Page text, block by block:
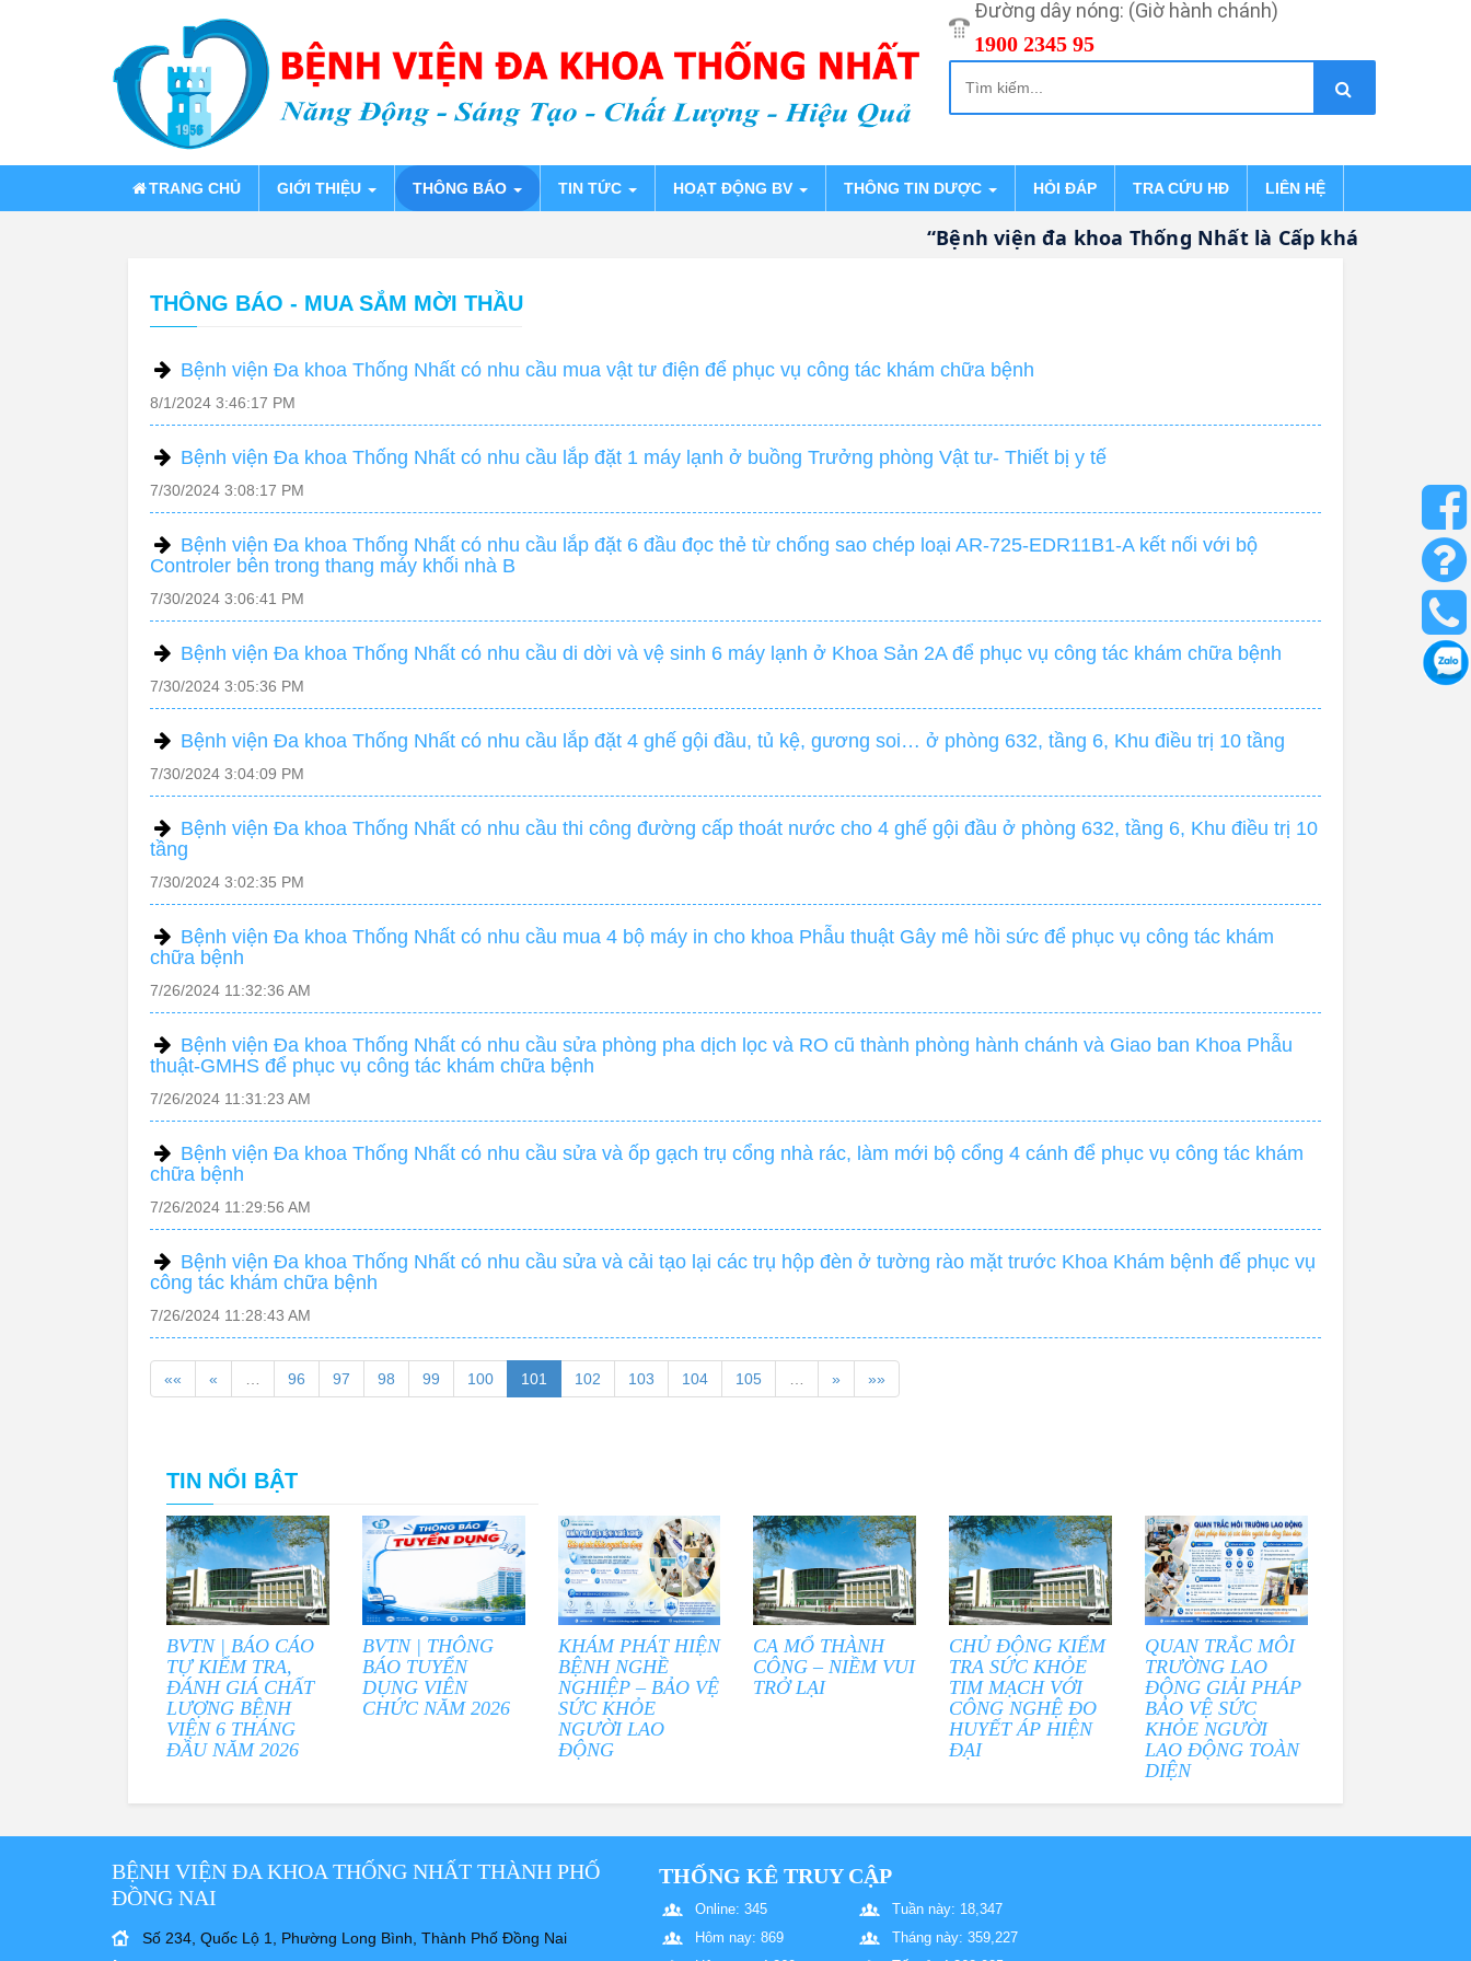
Đường dây nóng: (Giờ hành chánh)
1900 2345 95
TRANG CHỦ GIỚI THIỆU THÔNG BÁO TIN TỨC HOẠT ĐỘNG BV THÔNG TIN DƯỢC HỎI ĐÁP TRA CỨU HĐ LIÊN HỆ
“Bệnh viện đa khoa Thống Nhất là Cấp khám bệnh, chữa
THÔNG BÁO - MUA SẮM MỜI THẦU
Bệnh viện Đa khoa Thống Nhất có nhu cầu mua vật tư điện để phục vụ công tác khám chữa bệnh
8/1/2024 3:46:17 PM
Bệnh viện Đa khoa Thống Nhất có nhu cầu lắp đặt 1 máy lạnh ở buồng Trưởng phòng Vật tư- Thiết bị y tế
7/30/2024 3:08:17 PM
Bệnh viện Đa khoa Thống Nhất có nhu cầu lắp đặt 6 đầu đọc thẻ từ chống sao chép loại AR-725-EDR11B1-A kết nối với bộ
Controler bên trong thang máy khối nhà B
7/30/2024 3:06:41 PM
Bệnh viện Đa khoa Thống Nhất có nhu cầu di dời và vệ sinh 6 máy lạnh ở Khoa Sản 2A để phục vụ công tác khám chữa bệnh
7/30/2024 3:05:36 PM
Bệnh viện Đa khoa Thống Nhất có nhu cầu lắp đặt 4 ghế gội đầu, tủ kệ, gương soi… ở phòng 632, tầng 6, Khu điều trị 10 tầng
7/30/2024 3:04:09 PM
Bệnh viện Đa khoa Thống Nhất có nhu cầu thi công đường cấp thoát nước cho 4 ghế gội đầu ở phòng 632, tầng 6, Khu điều trị 10
tầng
7/30/2024 3:02:35 PM
Bệnh viện Đa khoa Thống Nhất có nhu cầu mua 4 bộ máy in cho khoa Phẫu thuật Gây mê hồi sức để phục vụ công tác khám
chữa bệnh
7/26/2024 11:32:36 AM
Bệnh viện Đa khoa Thống Nhất có nhu cầu sửa phòng pha dịch lọc và RO cũ thành phòng hành chánh và Giao ban Khoa Phẫu
thuật-GMHS để phục vụ công tác khám chữa bệnh
7/26/2024 11:31:23 AM
Bệnh viện Đa khoa Thống Nhất có nhu cầu sửa và ốp gạch trụ cổng nhà rác, làm mới bộ cổng 4 cánh để phục vụ công tác khám
chữa bệnh
7/26/2024 11:29:56 AM
Bệnh viện Đa khoa Thống Nhất có nhu cầu sửa và cải tạo lại các trụ hộp đèn ở tường rào mặt trước Khoa Khám bệnh để phục vụ
công tác khám chữa bệnh
7/26/2024 11:28:43 AM
«« « … 96 97 98 99 100 101 102 103 104 105 … » »»
TIN NỔI BẬT
BVTN | BÁO CÁO
TỰ KIỂM TRA,
ĐÁNH GIÁ CHẤT
LƯỢNG BỆNH
VIỆN 6 THÁNG
ĐẦU NĂM 2026
BVTN | THÔNG
BÁO TUYỂN
DỤNG VIÊN
CHỨC NĂM 2026
KHÁM PHÁT HIỆN
BỆNH NGHỀ
NGHIỆP – BẢO VỆ
SỨC KHỎE
NGƯỜI LAO
ĐỘNG
CA MỔ THÀNH
CÔNG – NIỀM VUI
TRỞ LẠI
CHỦ ĐỘNG KIỂM
TRA SỨC KHỎE
TIM MẠCH VỚI
CÔNG NGHỆ ĐO
HUYẾT ÁP HIỆN
ĐẠI
QUAN TRẮC MÔI
TRƯỜNG LAO
ĐỘNG GIẢI PHÁP
BẢO VỆ SỨC
KHỎE NGƯỜI
LAO ĐỘNG TOÀN
DIỆN
BỆNH VIỆN ĐA KHOA THỐNG NHẤT THÀNH PHỐ
ĐỒNG NAI
Số 234, Quốc Lộ 1, Phường Long Bình, Thành Phố Đồng Nai
THỐNG KÊ TRUY CẬP
Online: 345
Hôm nay: 869
Tuần này: 18,347
Tháng này: 359,227